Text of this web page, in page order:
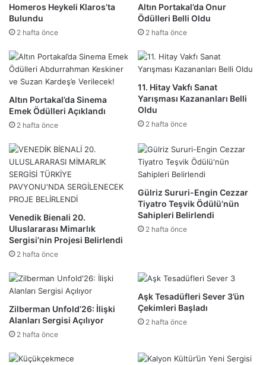
Homeros Heykeli Klaros’ta
Bulundu
2 hafta önce
Altın Portakal’da Onur
Ödülleri Belli Oldu
2 hafta önce
Altın Portakal’da Sinema
Emek Ödülleri Açıklandı
2 hafta önce
11. Hitay Vakfı Sanat
Yarışması Kazananları Belli
Oldu
2 hafta önce
Venedik Bienali 20.
Uluslararası Mimarlık
Sergisi’nin Projesi Belirlendi
2 hafta önce
Gülriz Sururi-Engin Cezzar
Tiyatro Teşvik Ödülü’nün
Sahipleri Belirlendi
2 hafta önce
Zilberman Unfold’26: İlişki
Alanları Sergisi Açılıyor
2 hafta önce
Aşk Tesadüfleri Sever 3’ün
Çekimleri Başladı
2 hafta önce